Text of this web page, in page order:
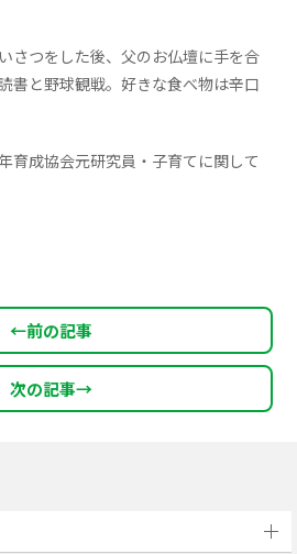
さつをした後、父のお仏壇に手を合
書と野球観戦。好きな食べ物は辛口
育成協会元研究員・子育てに関して
←前の記事
次の記事→